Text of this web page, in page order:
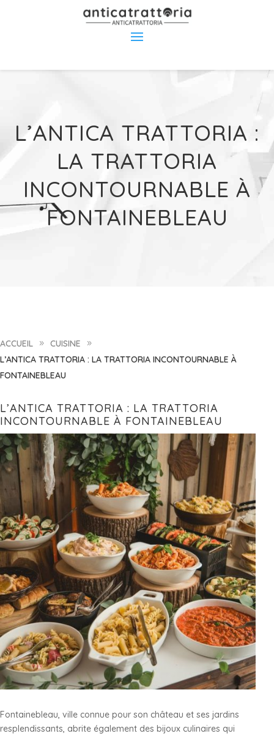
L’ANTICA TRATTORIA :
LA TRATTORIA
INCONTOURNABLE À
FONTAINEBLEAU
ACCUEIL 9 CUISINE 9
L’ANTICA TRATTORIA : LA TRATTORIA INCONTOURNABLE À
FONTAINEBLEAU
L’ANTICA TRATTORIA : LA TRATTORIA
INCONTOURNABLE À FONTAINEBLEAU
Fontainebleau, ville connue pour son château et ses jardins
resplendissants, abrite également des bijoux culinaires qui